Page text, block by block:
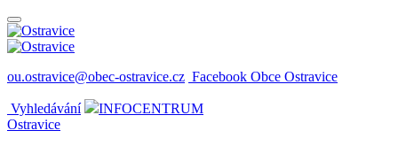
ou.ostravice@obec-ostravice.cz Facebook Obce Ostravice
Vyhledávání
INFOCENTRUM
Ostravice